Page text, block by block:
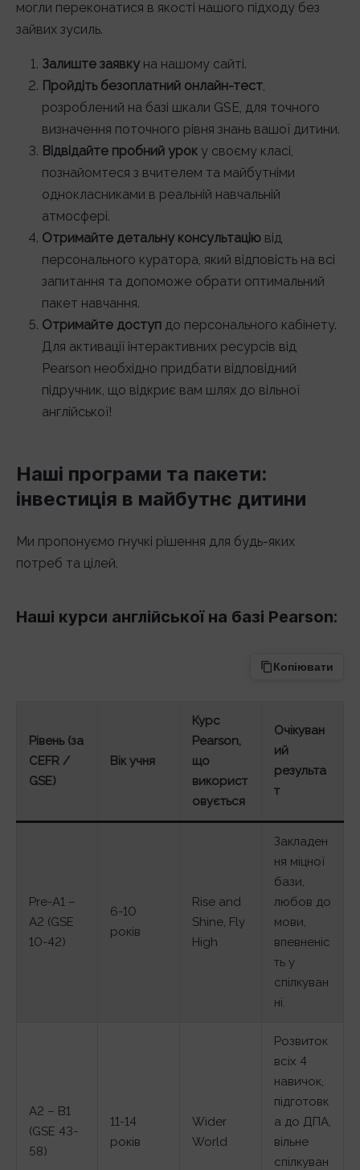
могли переконатися в якості нашого підходу без
зайвих зусиль.
Залиште заявку на нашому сайті.
Пройдіть безоплатний онлайн-тест,
розроблений на базі шкали GSE, для точного
визначення поточного рівня знань вашої дитини.
Відвідайте пробний урок у своєму класі,
познайомтеся з вчителем та майбутніми
однокласниками в реальній навчальній
атмосфері.
Отримайте детальну консультацію від
персонального куратора, який відповість на всі
запитання та допоможе обрати оптимальний
пакет навчання.
Отримайте доступ до персонального кабінету.
Для активації інтерактивних ресурсів від
Pearson необхідно придбати відповідний
підручник, що відкриє вам шлях до вільної
англійської!
Наші програми та пакети:
інвестиція в майбутнє дитини
Ми пропонуємо гнучкі рішення для будь-яких
потреб та цілей.
Наші курси англійської на базі Pearson:
Копіювати
Рівень (за
CEFR /
GSE)
Вік учня
Курс
Pearson,
що
використ
овується
Очікуван
ий
результа
т
Pre-A1 –
A2 (GSE
10-42)
6-10
років
Rise and
Shine, Fly
High
Закладен
ня міцної
бази,
любов до
мови,
впевненіс
ть у
спілкуван
ні.
A2 – B1
(GSE 43-
58)
11-14
років
Wider
World
Розвиток
всіх 4
навичок,
підготовк
а до ДПА,
вільне
спілкуван